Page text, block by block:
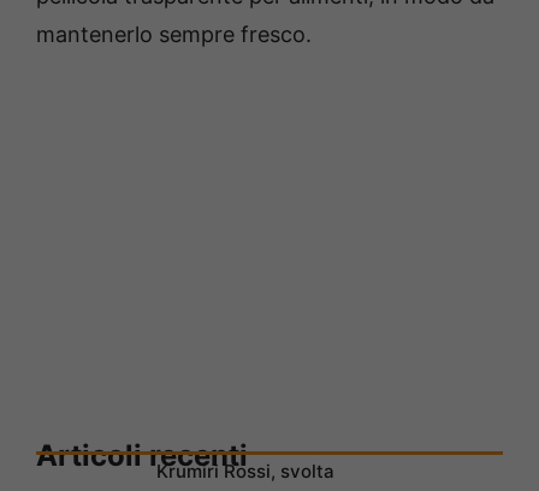
mantenerlo sempre fresco.
Articoli recentiKrumiri Rossi, svolta